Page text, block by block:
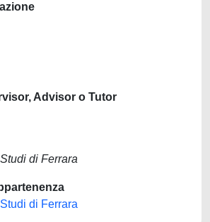
Advisor o Tutor
di Ferrara
di Ferrara